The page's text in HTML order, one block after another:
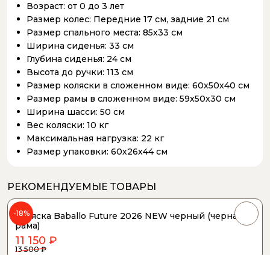
Возраст: от 0 до 3 лет
Размер колес: Передние 17 см, задние 21 см
Размер спального места: 85х33 см
Ширина сиденья: 33 см
Глубина сиденья: 24 см
Высота до ручки: 113 см
Размер коляски в сложенном виде: 60х50х40 см
Размер рамы в сложенном виде: 59х50х30 см
Ширина шасси: 50 см
Вес коляски: 10 кг
Максимальная нагрузка: 22 кг
Размер упаковки: 60х26х44 см
РЕКОМЕНДУЕМЫЕ ТОВАРЫ
-18%
Коляска Baballo Future 2026 NEW черный (черная
рама)
11 150 ₽
13 500 ₽